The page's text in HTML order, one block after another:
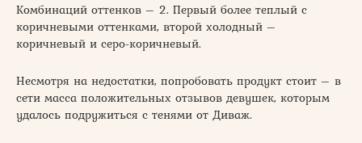
Комбинаций оттенков – 2. Первый более теплый с
коричневыми оттенками, второй холодный –
коричневый и серо-коричневый.
Несмотря на недостатки, попробовать продукт стоит – в
сети масса положительных отзывов девушек, которым
удалось подружиться с тенями от Диваж.